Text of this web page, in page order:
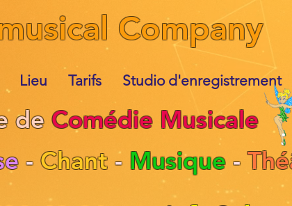
Company
Lieu Tarifs Studio d'enregistrement
de Comédie Musicale
- Chant - Musique -